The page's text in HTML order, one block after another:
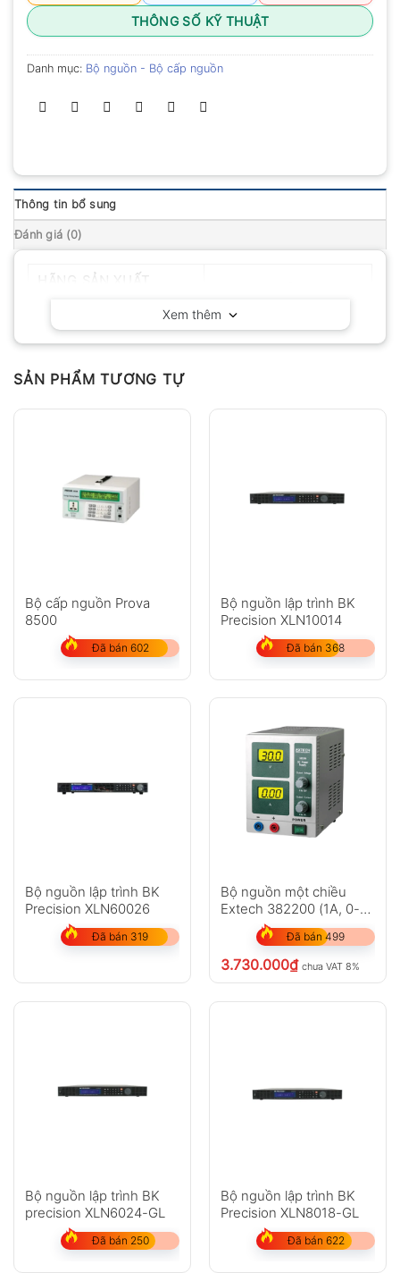
THÔNG SỐ KỸ THUẬT
Danh mục: Bộ nguồn - Bộ cấp nguồn
Thông tin bổ sung
Đánh giá (0)
Xem thêm
SẢN PHẨM TƯƠNG TỰ
Bộ cấp nguồn Prova
8500
Đã bán 602
Bộ nguồn lập trình BK
Precision XLN10014
Đã bán 368
Bộ nguồn lập trình BK
Precision XLN60026
Đã bán 319
Bộ nguồn một chiều
Extech 382200 (1A, 0-
Đã bán 499
3.730.000₫ chưa VAT 8%
Bộ nguồn lập trình BK
precision XLN6024-GL
Đã bán 250
Bộ nguồn lập trình BK
Precision XLN8018-GL
Đã bán 622